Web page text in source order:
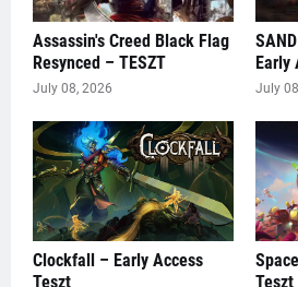
Assassin's Creed Black Flag
Resynced – TESZT
July 08, 2026
Early
July
Clockfall – Early Access
Teszt
Teszt